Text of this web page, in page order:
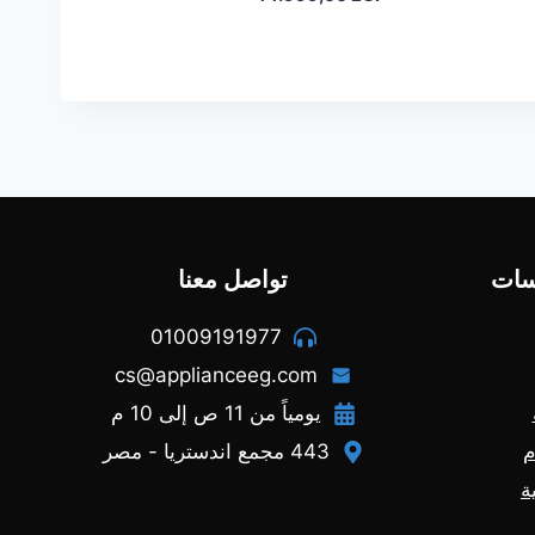
تواصل معنا
01009191977
cs@applianceeg.com
يومياً من 11 ص إلى 10 م
443 مجمع اندستريا - مصر